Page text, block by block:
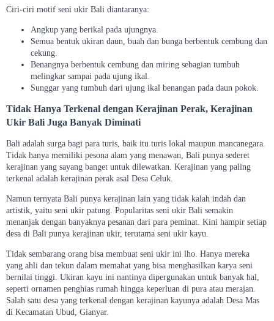
Ciri-ciri motif seni ukir Bali diantaranya:
Angkup yang berikal pada ujungnya.
Semua bentuk ukiran daun, buah dan bunga berbentuk cembung dan
cekung.
Benangnya berbentuk cembung dan miring sebagian tumbuh
melingkar sampai pada ujung ikal.
Sunggar yang tumbuh dari ujung ikal benangan pada daun pokok.
Tidak Hanya Terkenal dengan Kerajinan Perak, Kerajinan
Ukir Bali Juga Banyak Diminati
Bali adalah surga bagi para turis, baik itu turis lokal maupun mancanegara.
Tidak hanya memiliki pesona alam yang menawan, Bali punya sederet
kerajinan yang sayang banget untuk dilewatkan. Kerajinan yang paling
terkenal adalah kerajinan perak asal Desa Celuk.
Namun ternyata Bali punya kerajinan lain yang tidak kalah indah dan
artistik, yaitu seni ukir patung. Popularitas seni ukir Bali semakin
menanjak dengan banyaknya pesanan dari para peminat. Kini hampir setiap
desa di Bali punya kerajinan ukir, terutama seni ukir kayu.
Tidak sembarang orang bisa membuat seni ukir ini lho. Hanya mereka
yang ahli dan tekun dalam memahat yang bisa menghasilkan karya seni
bernilai tinggi. Ukiran kayu ini nantinya dipergunakan untuk banyak hal,
seperti ornamen penghias rumah hingga keperluan di pura atau merajan.
Salah satu desa yang terkenal dengan kerajinan kayunya adalah Desa Mas
di Kecamatan Ubud, Gianyar.